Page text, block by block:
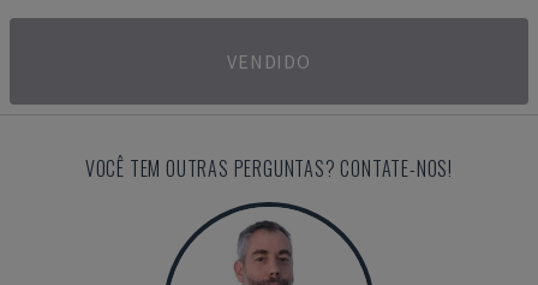
VENDIDO
VOCÊ TEM OUTRAS PERGUNTAS? CONTATE-NOS!